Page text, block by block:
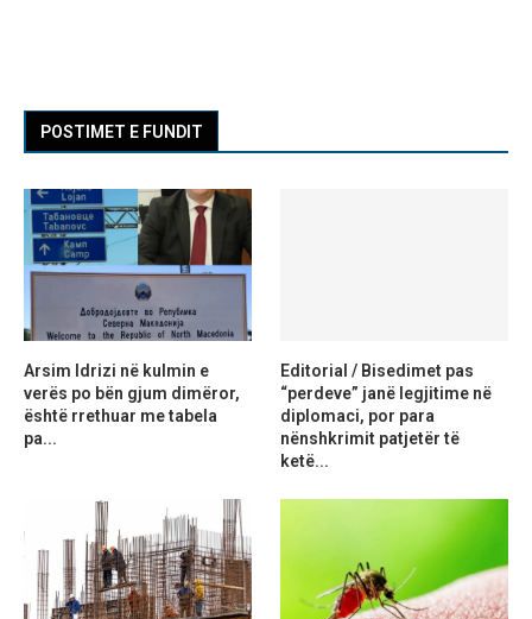
POSTIMET E FUNDIT
Arsim Idrizi në kulmin e
verës po bën gjum dimëror,
është rrethuar me tabela
pa...
Editorial / Bisedimet pas
“perdeve” janë legjitime në
diplomaci, por para
nënshkrimit patjetër të
ketë...